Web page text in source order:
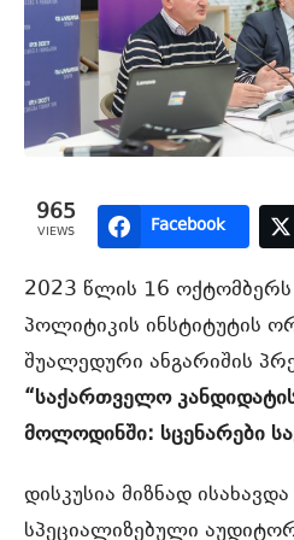
965
VIEWS Facebook
2023 წლის 16
პოლიტიკის ინსტიტუტის
შუალედური ანგარიშის
“საქართველო
მოლოდინში: სცენარები
დისკუსია მიზნად
სპეციალიზებული